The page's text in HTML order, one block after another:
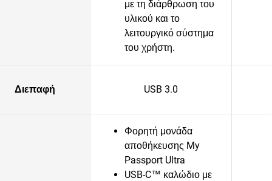
με τη διάρθρωση του
υλικού και το
λειτουργικό σύστημα
του χρήστη.
Διεπαφή USB 3.0
Φορητή μονάδα
αποθήκευσης My
Passport Ultra
USB-C™ καλώδιο με